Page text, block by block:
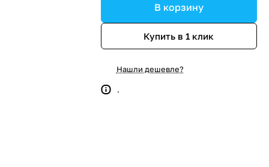
В корзину
Купить в 1 клик
Нашли дешевле?
.